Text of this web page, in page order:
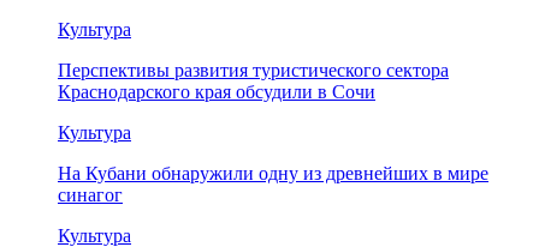
Культура
Перспективы развития туристического сектора
Краснодарского края обсудили в Сочи
Культура
На Кубани обнаружили одну из древнейших в мире
синагог
Культура